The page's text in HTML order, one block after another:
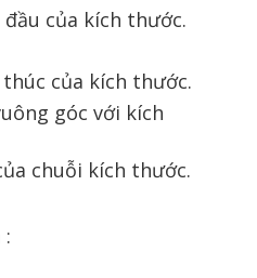
của kích thước.
của kích thước.
góc với kích
chuỗi kích thước.